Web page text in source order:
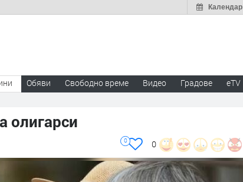
Календар
Обяви Свободно време Видео Градове eTV
олигарси
0
0